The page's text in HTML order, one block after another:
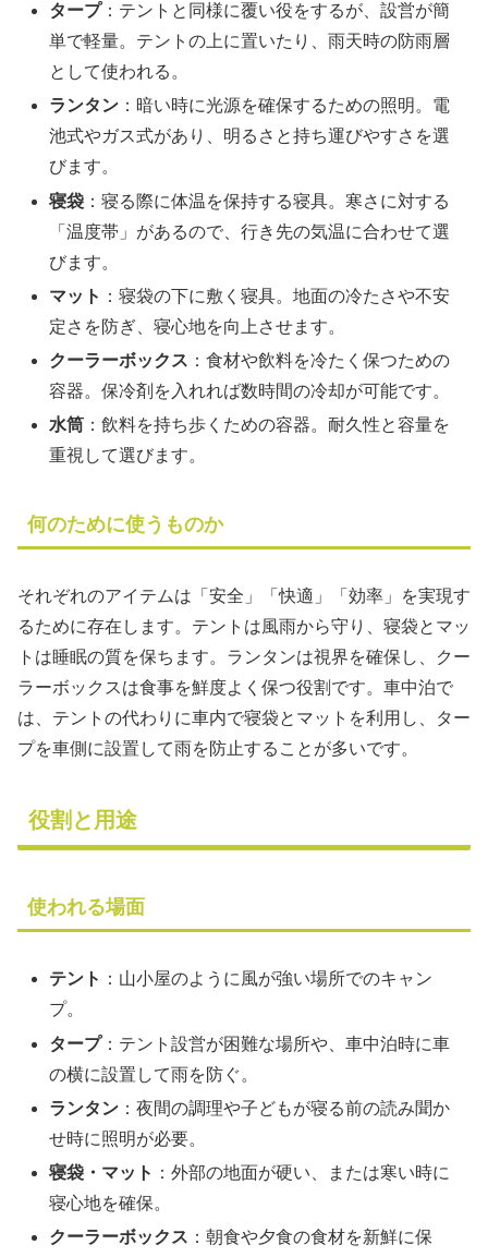
タープ：テントと同様に覆い役をするが、設営が簡
単で軽量。テントの上に置いたり、雨天時の防雨層
として使われる。
ランタン ：暗い時に光源を確保するための照明。電
池式やガス式があり、明るさと持ち運びやすさを選
びます。
寝袋 ：寝る際に体温を保持する寝具。寒さに対する
「温度帯」があるので、行き先の気温に合わせて選
びます。
マット ：寝袋の下に敷く寝具。地面の冷たさや不安
定さを防ぎ、寝心地を向上させます。
クーラーボックス ：食材や飲料を冷たく保つための
容器。保冷剤を入れれば数時間の冷却が可能です。
水筒 ：飲料を持ち歩くための容器。耐久性と容量を
重視して選びます。
何のために使うものか
それぞれのアイテムは「安全」「快適」「効率」を実現す
るために存在します。テントは風雨から守り、寝袋とマッ
トは睡眠の質を保ちます。ランタンは視界を確保し、クー
ラーボックスは食事を鮮度よく保つ役割です。車中泊で
は、テントの代わりに車内で寝袋とマットを利用し、ター
プを車側に設置して雨を防止することが多いです。
役割と用途
使われる場面
テント ：山小屋のように風が強い場所でのキャン
プ。
タープ：テント設営が困難な場所や、車中泊時に車
の横に設置して雨を防ぐ。
ランタン ：夜間の調理や子どもが寝る前の読み聞か
せ時に照明が必要。
寝袋・マット ：外部の地面が硬い、または寒い時に
寝心地を確保。
クーラーボックス ：朝食や夕食の食材を新鮮に保